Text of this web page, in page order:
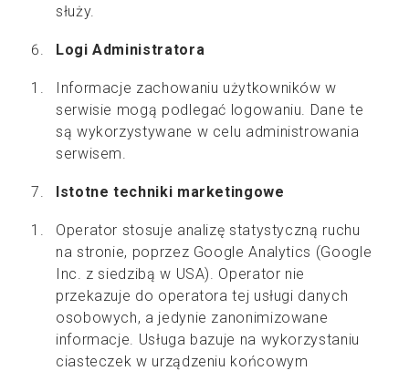
służy.
Logi Administratora
Informacje zachowaniu użytkowników w
serwisie mogą podlegać logowaniu. Dane te
są wykorzystywane w celu administrowania
serwisem.
Istotne techniki marketingowe
Operator stosuje analizę statystyczną ruchu
na stronie, poprzez Google Analytics (Google
Inc. z siedzibą w USA). Operator nie
przekazuje do operatora tej usługi danych
osobowych, a jedynie zanonimizowane
informacje. Usługa bazuje na wykorzystaniu
ciasteczek w urządzeniu końcowym